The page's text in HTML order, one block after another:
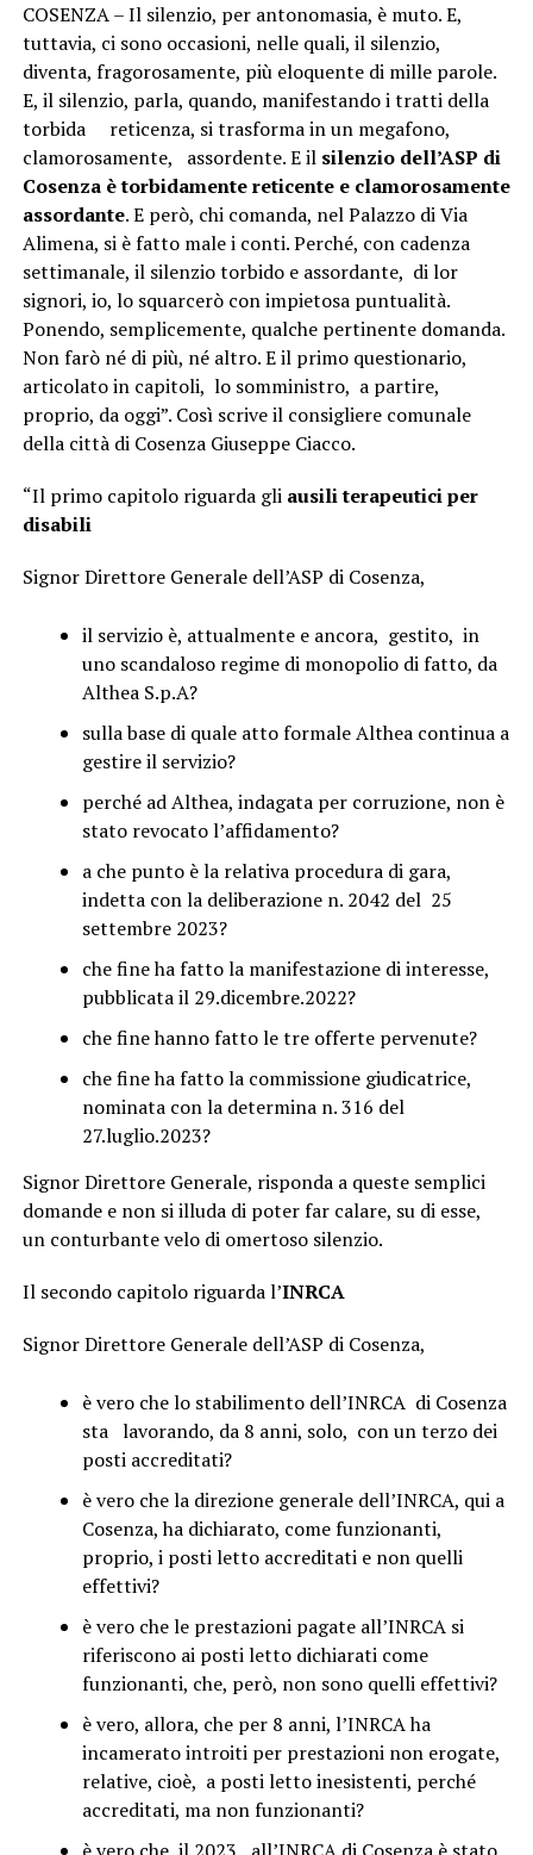
COSENZA – Il silenzio, per antonomasia, è muto. E,
tuttavia, ci sono occasioni, nelle quali, il silenzio,
diventa, fragorosamente, più eloquente di mille parole.
E, il silenzio, parla, quando, manifestando i tratti della
torbida reticenza, si trasforma in un megafono,
clamorosamente, assordente. E il silenzio dell’ASP di
Cosenza è torbidamente reticente e clamorosamente
assordante. E però, chi comanda, nel Palazzo di Via
Alimena, si è fatto male i conti. Perché, con cadenza
settimanale, il silenzio torbido e assordante, di lor
signori, io, lo squarcerò con impietosa puntualità.
Ponendo, semplicemente, qualche pertinente domanda.
Non farò né di più, né altro. E il primo questionario,
articolato in capitoli, lo somministro, a partire,
proprio, da oggi”. Così scrive il consigliere comunale
della città di Cosenza Giuseppe Ciacco.
“Il primo capitolo riguarda gli ausili terapeutici per
disabili
Signor Direttore Generale dell’ASP di Cosenza,
il servizio è, attualmente e ancora, gestito, in
uno scandaloso regime di monopolio di fatto, da
Althea S.p.A?
sulla base di quale atto formale Althea continua a
gestire il servizio?
perché ad Althea, indagata per corruzione, non è
stato revocato l’affidamento?
a che punto è la relativa procedura di gara,
indetta con la deliberazione n. 2042 del 25
settembre 2023?
che fine ha fatto la manifestazione di interesse,
pubblicata il 29.dicembre.2022?
che fine hanno fatto le tre offerte pervenute?
che fine ha fatto la commissione giudicatrice,
nominata con la determina n. 316 del
27.luglio.2023?
Signor Direttore Generale, risponda a queste semplici
domande e non si illuda di poter far calare, su di esse,
un conturbante velo di omertoso silenzio.
Il secondo capitolo riguarda l’INRCA
Signor Direttore Generale dell’ASP di Cosenza,
è vero che lo stabilimento dell’INRCA di Cosenza
sta lavorando, da 8 anni, solo, con un terzo dei
posti accreditati?
è vero che la direzione generale dell’INRCA, qui a
Cosenza, ha dichiarato, come funzionanti,
proprio, i posti letto accreditati e non quelli
effettivi?
è vero che le prestazioni pagate all’INRCA si
riferiscono ai posti letto dichiarati come
funzionanti, che, però, non sono quelli effettivi?
è vero, allora, che per 8 anni, l’INRCA ha
incamerato introiti per prestazioni non erogate,
relative, cioè, a posti letto inesistenti, perché
accreditati, ma non funzionanti?